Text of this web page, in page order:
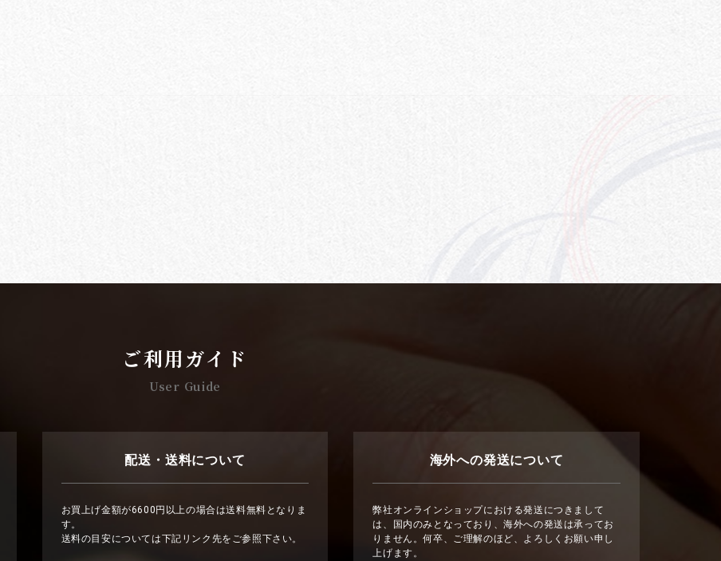
ご利用ガイド
User Guide
配送・送料について
お買上げ金額が6600円以上の場合は送料無料となりま
す。
送料の目安については下記リンク先をご参照下さい。
海外への発送について
弊社オンラインショップにおける発送につきまして
は、国内のみとなっており、海外への発送は承ってお
りません。何卒、ご理解のほど、よろしくお願い申し
上げます。